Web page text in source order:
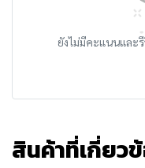
ยังไม่มีคะแนนและ
สินค้าที่เกี่ยว